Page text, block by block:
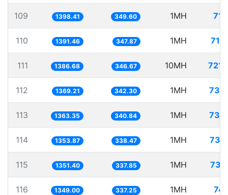
109 1398.41 349.60 1MH
110 1391.46 347.87 1MH
111 1386.68 346.67 10MH
112 1369.21 342.30 1MH
113 1363.35 340.84 1MH
114 1353.87 338.47 1MH
115 1351.40 337.85 1MH
116 1349.00 337.25 1MH